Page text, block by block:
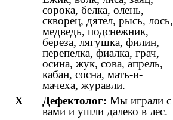
сорока, белка, олень,
скворец, дятел, рысь, лось,
медведь, подснежник,
береза, лягушка, филин,
перепелка, фиалка, грач,
осина, жук, сова, апрель,
кабан, сосна, мать-и-
мачеха, журавли.
X
Дефектолог: Мы играли с
вами и ушли далеко в лес.